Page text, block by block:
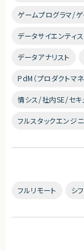
ゲームプログラマ/
データサイエンティス
データアナリスト
PdM（プロダクトマ
情シス/社内SE/セキ
フルスタックエンジ
フルリモート シ